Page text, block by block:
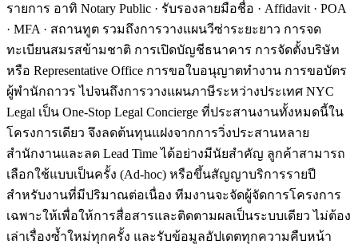
รายการ อาทิ Notary Public · รับรองลายมือชื่อ · Affidavit · POA
· MFA · สถานทูต รวมถึงการวางแผนวีซ่าระยะยาว การจด
ทะเบียนสมรสข้ามชาติ การเปิดบัญชีธนาคาร การจัดตั้งบริษัท
หรือ Representative Office การขอใบอนุญาตทำงาน การขอบัตร
ผู้พำนักถาวร ไปจนถึงการวางแผนภาษีระหว่างประเทศ NYC
Legal เป็น One-Stop Legal Concierge ที่ประสานงานทั้งหมดนี้ใน
โครงการเดียว จึงลดต้นทุนแฝงจากการวิ่งประสานหลาย
สำนักงานและลด Lead Time ได้อย่างมีนัยสำคัญ ลูกค้าสามารถ
เลือกใช้แบบเป็นครั้ง (Ad-hoc) หรือขึ้นสัญญาบริการรายปี
สำหรับงานที่มีปริมาณต่อเนื่อง ทีมงานจะจัดผู้จัดการโครงการ
เฉพาะให้เพื่อให้การสื่อสารและติดตามผลเป็นระบบเดียว ไม่ต้อง
เล่าเรื่องซ้ำใหม่ทุกครั้ง และรับข้อมูลอัปเดตทุกความคืบหน้า